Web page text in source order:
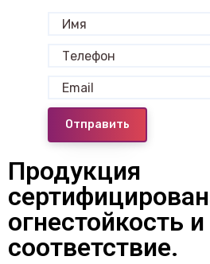
Отправить
Продукция
огнестойкость и
соответствие.